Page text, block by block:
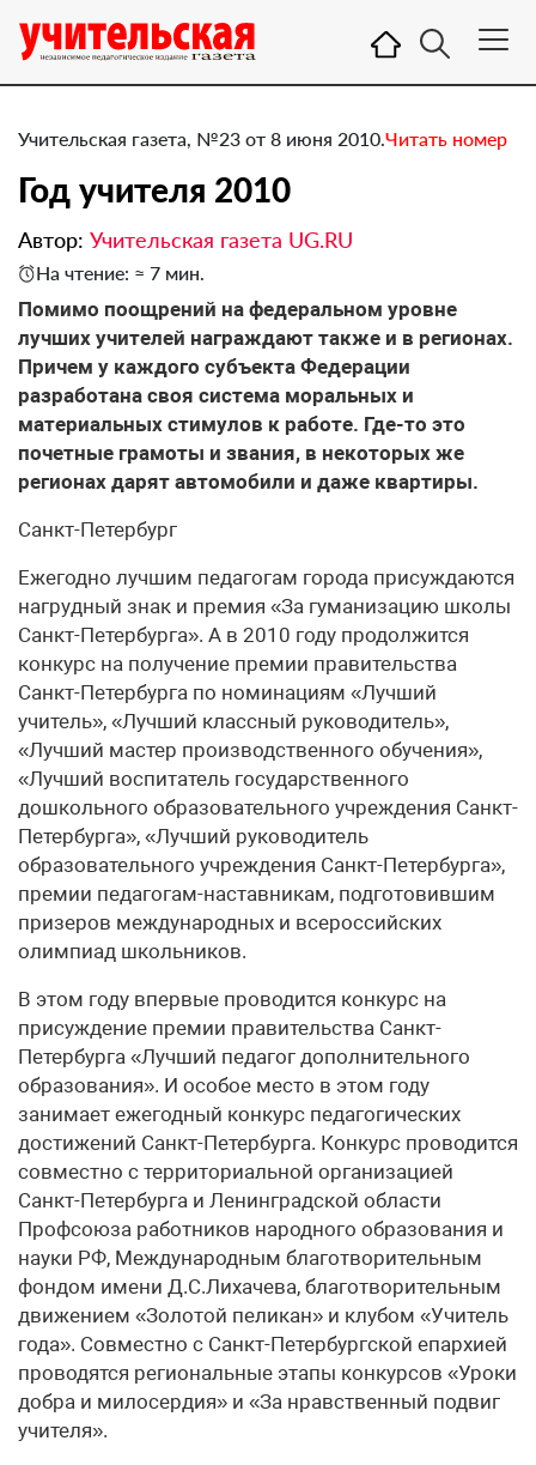
Учительская газета, №23 от 8 июня 2010.Читать номер
Год учителя 2010
Автор: Учительская газета UG.RU
На чтение: ≈ 7 мин.
Помимо поощрений на федеральном уровне
лучших учителей награждают также и в регионах.
Причем у каждого субъекта Федерации
разработана своя система моральных и
материальных стимулов к работе. Где-то это
почетные грамоты и звания, в некоторых же
регионах дарят автомобили и даже квартиры.
Санкт-Петербург
Ежегодно лучшим педагогам города присуждаются
нагрудный знак и премия «За гуманизацию школы
Санкт-Петербурга». А в 2010 году продолжится
конкурс на получение премии правительства
Санкт-Петербурга по номинациям «Лучший
учитель», «Лучший классный руководитель»,
«Лучший мастер производственного обучения»,
«Лучший воспитатель государственного
дошкольного образовательного учреждения Санкт-
Петербурга», «Лучший руководитель
образовательного учреждения Санкт-Петербурга»,
премии педагогам-наставникам, подготовившим
призеров международных и всероссийских
олимпиад школьников.
В этом году впервые проводится конкурс на
присуждение премии правительства Санкт-
Петербурга «Лучший педагог дополнительного
образования». И особое место в этом году
занимает ежегодный конкурс педагогических
достижений Санкт-Петербурга. Конкурс проводится
совместно с территориальной организацией
Санкт-Петербурга и Ленинградской области
Профсоюза работников народного образования и
науки РФ, Международным благотворительным
фондом имени Д.С.Лихачева, благотворительным
движением «Золотой пеликан» и клубом «Учитель
года». Совместно с Санкт-Петербургской епархией
проводятся региональные этапы конкурсов «Уроки
добра и милосердия» и «За нравственный подвиг
учителя».